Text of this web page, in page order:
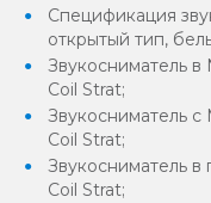
Спецификация
открытый тип,
Звукосниматель
Coil Strat;
Звукосниматель
Coil Strat;
Звукосниматель
Coil Strat;